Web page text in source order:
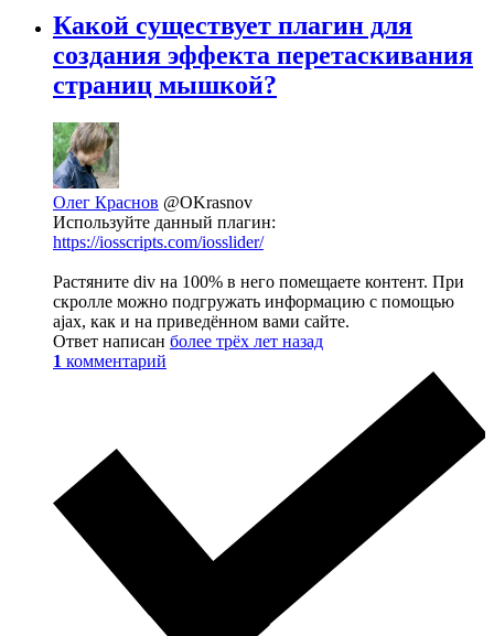
Какой существует плагин для
создания эффекта перетаскивания
страниц мышкой?
Олег Краснов @OKrasnov
Используйте данный плагин:
https://iosscripts.com/iosslider/
Растяните div на 100% в него помещаете контент. При
скролле можно подгружать информацию с помощью
ajax, как и на приведённом вами сайте.
Ответ написан более трёх лет назад
1 комментарий